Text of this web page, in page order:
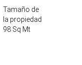
Tamaño de
la propiedad
98 Sq Mt